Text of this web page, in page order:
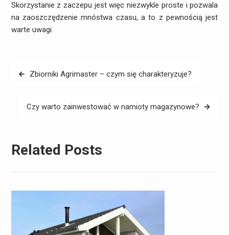
Skorzystanie z zaczepu jest więc niezwykle proste i pozwala
na zaoszczędzenie mnóstwa czasu, a to z pewnością jest
warte uwagi.
Nawigacja
Zbiorniki Agrimaster – czym się charakteryzuje?
Czy warto zainwestować w namioty magazynowe?
Related Posts